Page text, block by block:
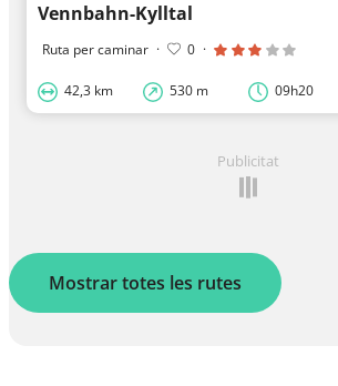
Vennbahn-Kylltal
Ruta per caminar · 0 ·
42,3 km 530 m 09h20
Publicitat
Mostrar totes les rutes